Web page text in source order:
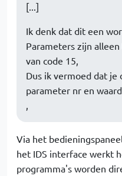
[...]
Ik denk dat dit een
Parameters zijn
van code 15,
Dus ik vermoed dat je
parameter nr en
,
Via het
het IDS interface werkt
programma's worden